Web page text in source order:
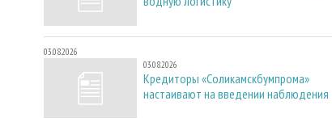
03.08.2026
03.08.2026
Кредиторы «Соликамскбумпрома»
настаивают на введении наблюдения